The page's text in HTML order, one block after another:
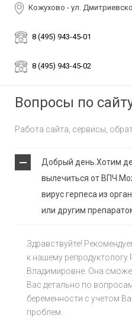
Кожухово - ул.
8 (495) 943-45-01
8 (495) 943-45-02
Вопросы по
Работа сайта, сервисы,
Добрый день.Хотим
вылечиться от
вирус герпеса из
или другим
Здравствуйте!
к нашему
Владимировне. Она
Вас детально по
беременности с учетом
проблем.